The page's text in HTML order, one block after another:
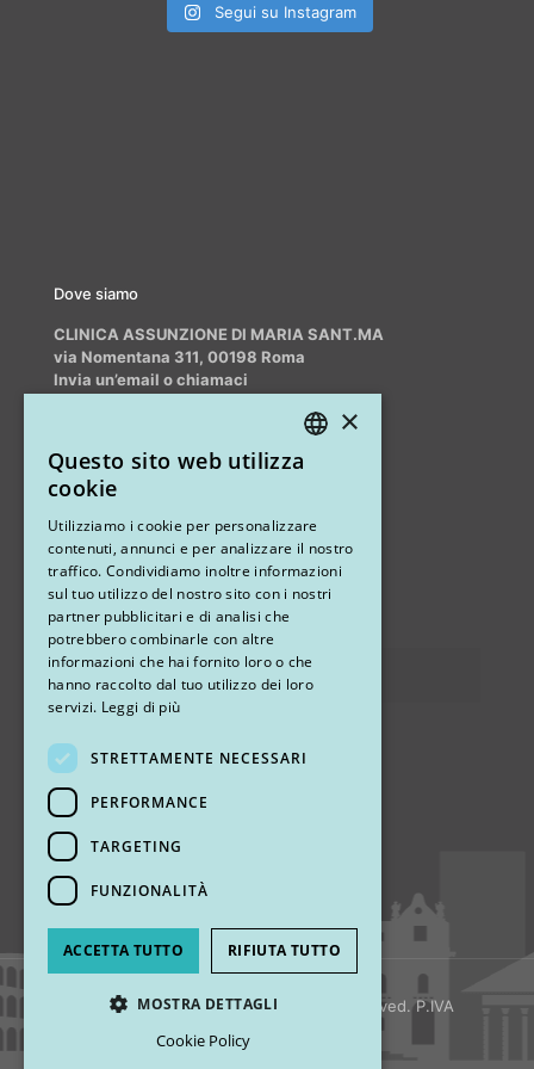
Segui su Instagram
Dove siamo
CLINICA ASSUNZIONE DI MARIA SANT.MA
via Nomentana 311, 00198 Roma
Invia un’email o chiamaci
Altri studi
STUDIO MARIANETTI MED
via Sandro Pertini 26, 67051 Avezzano (AQ)
Ci trovi
© 2018 My Rhinoplasty. All Rights Reserved. P.IVA
×
Questo sito web utilizza
cookie
Utilizziamo i cookie per personalizzare
contenuti, annunci e per analizzare il nostro
traffico. Condividiamo inoltre informazioni
sul tuo utilizzo del nostro sito con i nostri
partner pubblicitari e di analisi che
potrebbero combinarle con altre
informazioni che hai fornito loro o che
hanno raccolto dal tuo utilizzo dei loro
servizi. Leggi di più
STRETTAMENTE NECESSARI
PERFORMANCE
TARGETING
FUNZIONALITÀ
ACCETTA TUTTO RIFIUTA TUTTO
MOSTRA DETTAGLI
Cookie Policy